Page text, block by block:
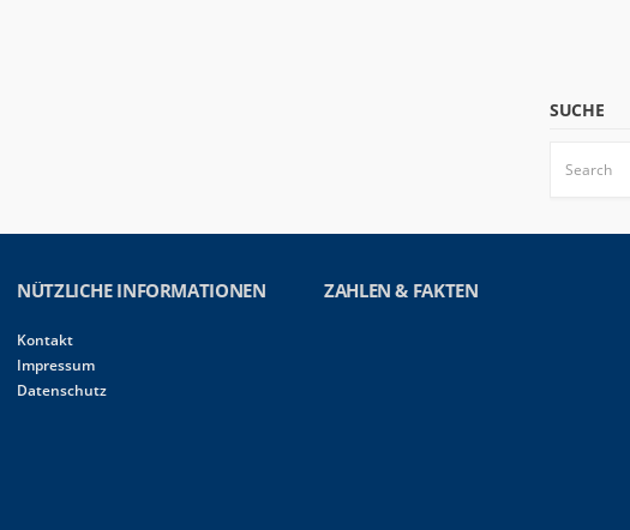
SUCHE
NÜTZLICHE INFORMATIONEN
Kontakt
Impressum
Datenschutz
ZAHLEN & FAKTEN